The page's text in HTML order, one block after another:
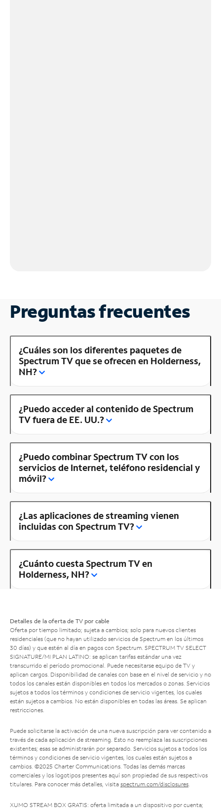
Preguntas frecuentes
¿Cuáles son los diferentes paquetes de
Spectrum TV que se ofrecen en Holderness,
NH?
¿Puedo acceder al contenido de Spectrum
TV fuera de EE. UU.?
¿Puedo combinar Spectrum TV con los
servicios de Internet, teléfono residencial y
móvil?
¿Las aplicaciones de streaming vienen
incluidas con Spectrum TV?
¿Cuánto cuesta Spectrum TV en
Holderness, NH?
Detalles de la oferta de TV por cable
Oferta por tiempo limitado; sujeta a cambios; solo para nuevos clientes
residenciales (que no hayan utilizado servicios de Spectrum en los últimos
30 días) y que estén al día en pagos con Spectrum. SPECTRUM TV SELECT
SIGNATURE/MI PLAN LATINO: se aplican tarifas estándar una vez
transcurrido el período promocional. Puede necesitarse equipo de TV y
aplican cargos. Disponibilidad de canales con base en el nivel de servicio y no
todos los canales están disponibles en todos los mercados o zonas. Servicios
sujetos a todos los términos y condiciones de servicio vigentes, los cuales
están sujetos a cambios. No están disponibles en todas las áreas. Se aplican
restricciones.
Puede solicitarse la activación de una nueva suscripción para ver contenido a
través de cada aplicación de streaming. Esto no reemplaza las suscripciones
existentes; esas se administrarán por separado. Servicios sujetos a todos los
términos y condiciones de servicio vigentes, los cuales están sujetos a
cambios. ©2025 Charter Communications. Todas las demás marcas
comerciales y los logotipos presentes aquí son propiedad de sus respectivos
titulares. Para conocer más detalles, visita spectrum.com/disclosures.
XUMO STREAM BOX GRATIS: oferta limitada a un dispositivo por cuenta;